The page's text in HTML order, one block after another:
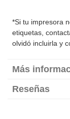
*Si tu impresora
etiquetas,
olvidó incluirla y
Más
Reseñas